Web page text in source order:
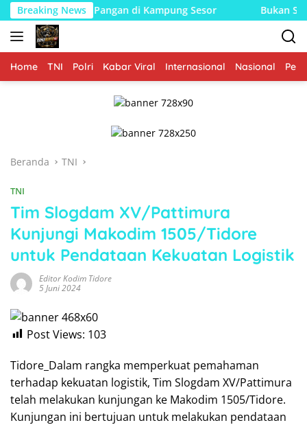
Langsung
ke
konten
Breaking News
Pangan di Kampung Sesor Bukan Sekadar Menjaga
Home TNI Polri Kabar Viral Internasional Nasional
Beranda TNI
TNI
Tim Slogdam XV/Pattimura
Kunjungi Makodim 1505/Tidore
untuk Pendataan Kekuatan Logistik
Editor Kodim Tidore
5 Juni 2024
Post Views: 103
Tidore_Dalam rangka memperkuat pemahaman
terhadap kekuatan logistik, Tim Slogdam XV/Pattimura
telah melakukan kunjungan ke Makodim 1505/Tidore.
Kunjungan ini bertujuan untuk melakukan pendataan